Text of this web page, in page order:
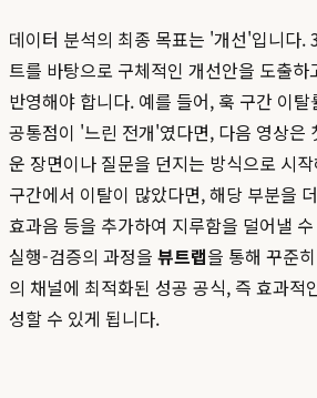
데이터 분석의 최종 목표는 '개선'입니다.
트를 바탕으로 구체적인 개선안을 도출하
반영해야 합니다. 예를 들어, 훅 구간 이
공통점이 '느린 전개'였다면, 다음 영상은
운 장면이나 질문을 던지는 방식으로 시
구간에서 이탈이 많았다면, 해당 부분을
효과음 등을 추가하여 지루함을 덜어낼
실행-검증의 과정을 뷰트랩을 통해 꾸준
의 채널에 최적화된 성공 공식, 즉 효과적
성할 수 있게 됩니다.